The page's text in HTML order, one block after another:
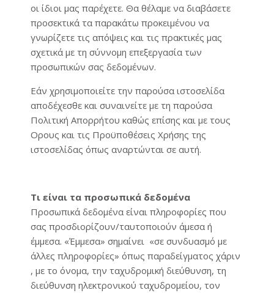
οι ίδιοι μας παρέχετε. Θα θέλαμε να διαβάσετε
προσεκτικά τα παρακάτω προκειμένου να
γνωρίζετε τις απόψεις και τις πρακτικές μας
σχετικά με τη σύννομη επεξεργασία των
προσωπικών σας δεδομένων.
Εάν χρησιμοποιείτε την παρούσα ιστοσελίδα
αποδέχεσθε και συναινείτε με τη παρούσα
Πολιτική Απορρήτου καθώς επίσης και με τους
Oρους και τις Προϋποθέσεις Xρήσης της
ιστοσελίδας όπως αναρτώνται σε αυτή.
Τι είναι τα προσωπικά δεδομένα
Προσωπικά δεδομένα είναι πληροφορίες που
σας προσδιορίζουν/ταυτοποιούν άμεσα ή
έμμεσα. «Έμμεσα» σημαίνει «σε συνδυασμό με
άλλες πληροφορίες» όπως παραδείγματος χάριν
, με το όνομα, την ταχυδρομική διεύθυνση, τη
διεύθυνση ηλεκτρονικού ταχυδρομείου, τον